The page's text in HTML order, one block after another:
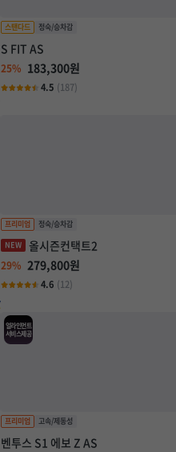
S FIT AS
25% 183,300원
4.5 (187)
올시즌컨택트2
29% 279,800원
4.6 (12)
얼라인먼트
서비스제공
벤투스 S1 에보 Z AS